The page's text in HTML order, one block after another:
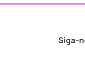
Siga-